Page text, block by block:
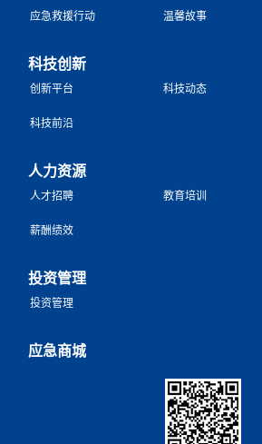
应急救援行动 温馨故事
科技创新
创新平台 科技动态
科技前沿
人力资源
人才招聘 教育培训
薪酬绩效
投资管理
投资管理
应急商城